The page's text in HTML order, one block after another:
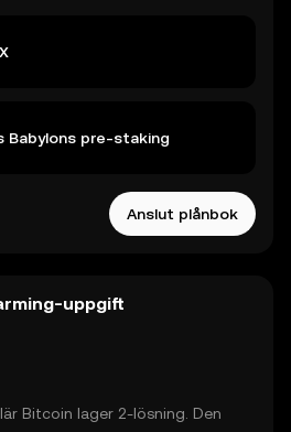
Babylons pre-staking
Anslut plånbok
uppgift
Bitcoin lager 2-lösning. Den